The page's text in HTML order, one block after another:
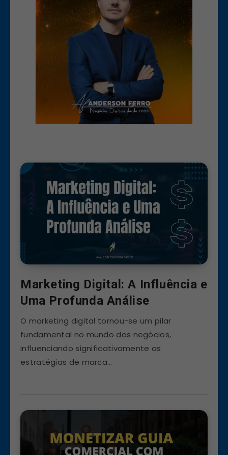
Marketing Digital: A Influência e
Uma Profunda Análise
O marketing digital tornou-se um pilar
fundamental no mundo dos negócios,
influenciando significativamente as
estratégias de marca…